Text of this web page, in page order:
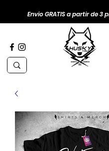
Envio GRATIS a partir de 3